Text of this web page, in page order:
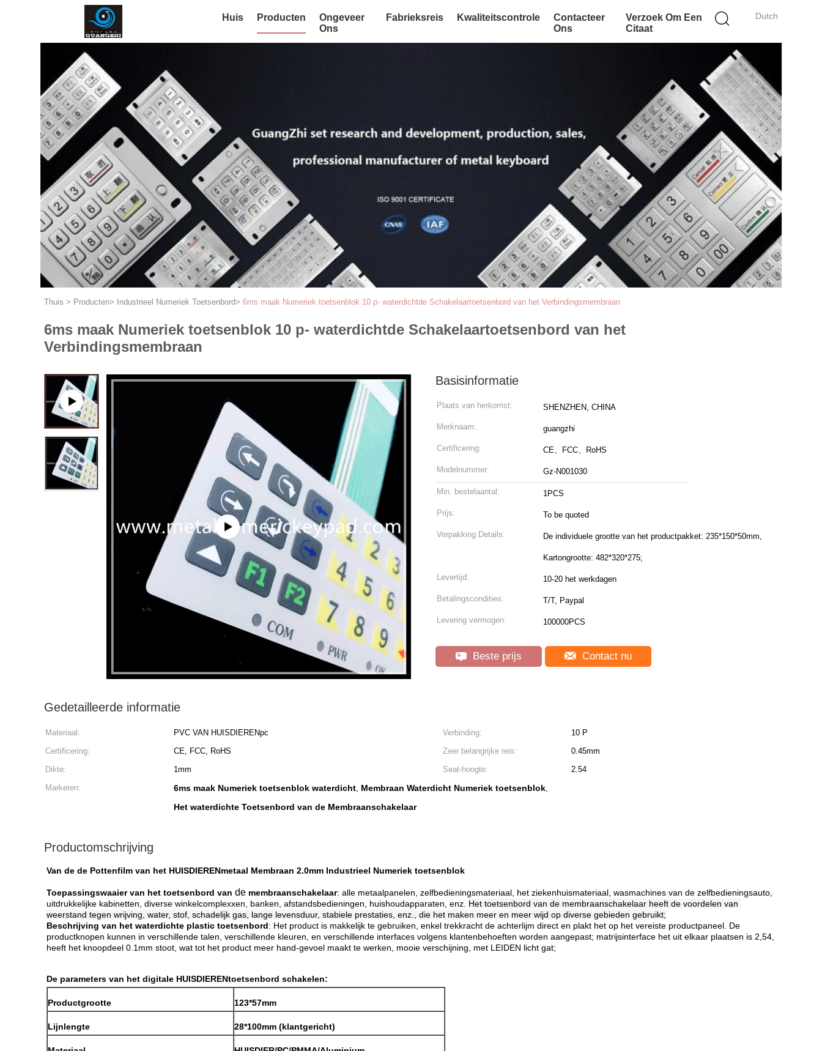
Dutch
Huis Producten
Ongeveer
Ons
Fabrieksreis Kwaliteitscontrole
Contacteer
Ons
Verzoek Om Een
Citaat
Thuis > Producten> Industrieel Numeriek Toetsenbord> 6ms maak Numeriek toetsenblok 10 p- waterdichtde Schakelaartoetsenbord van het Verbindingsmembraan
6ms maak Numeriek toetsenblok 10 p- waterdichtde Schakelaartoetsenbord van het
Verbindingsmembraan
Basisinformatie
Plaats van herkomst: SHENZHEN, CHINA
Merknaam: guangzhi
Certificering: CE、FCC、RoHS
Modelnummer: Gz-N001030
Min. bestelaantal: 1PCS
Prijs: To be quoted
Verpakking Details: De individuele grootte van het productpakket: 235*150*50mm,
Kartongrootte: 482*320*275;
Levertijd: 10-20 het werkdagen
Betalingscondities: T/T, Paypal
Levering vermogen: 100000PCS
Beste prijs Contact nu
Gedetailleerde informatie
Materiaal: PVC VAN HUISDIERENpc Verbinding:
10 P
Certificering:
CE, FCC, RoHS Zeer belangrijke reis:
0.45mm
Dikte:
1mm Seat-hoogte:
2.54
Markeren:
6ms maak Numeriek toetsenblok waterdicht, Membraan Waterdicht Numeriek toetsenblok,
Het waterdichte Toetsenbord van de Membraanschakelaar
Productomschrijving
Van de de Pottenfilm van het HUISDIERENmetaal Membraan 2.0mm Industrieel Numeriek toetsenblok
Toepassingswaaier van het toetsenbord van de membraanschakelaar: alle metaalpanelen, zelfbedieningsmateriaal, het ziekenhuismateriaal, wasmachines van de zelfbedieningsauto,
uitdrukkelijke kabinetten, diverse winkelcomplexxen, banken, afstandsbedieningen, huishoudapparaten, enz. Het toetsenbord van de membraanschakelaar heeft de voordelen van
weerstand tegen wrijving, water, stof, schadelijk gas, lange levensduur, stabiele prestaties, enz., die het maken meer en meer wijd op diverse gebieden gebruikt;
Beschrijving van het waterdichte plastic toetsenbord: Het product is makkelijk te gebruiken, enkel trekkracht de achterlijm direct en plakt het op het vereiste productpaneel. De
productknopen kunnen in verschillende talen, verschillende kleuren, en verschillende interfaces volgens klantenbehoeften worden aangepast; matrijsinterface het uit elkaar plaatsen is 2,54,
heeft het knoopdeel 0.1mm stoot, wat tot het product meer hand-gevoel maakt te werken, mooie verschijning, met LEIDEN licht gat;
De parameters van het digitale HUISDIERENtoetsenbord schakelen:
Productgrootte 123*57mm
Lijnlengte 28*100mm (klantgericht)